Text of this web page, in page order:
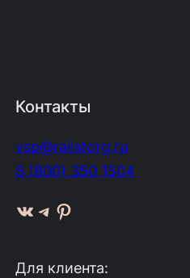
Контакты
vsp@railstorg.ru
8 (800) 350 1504
ВКонтакте Telegram Pinterest
Для клиента: